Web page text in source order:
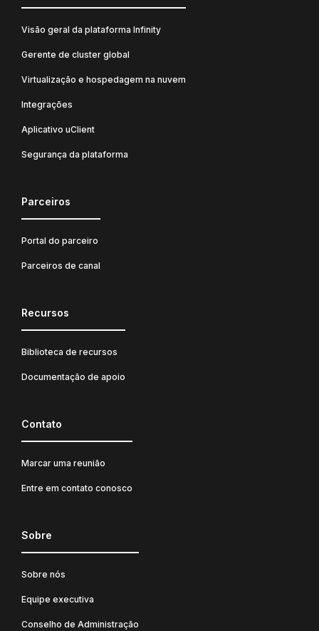
Visão geral da plataforma Infinity
Gerente de cluster global
Virtualização e hospedagem na nuvem
Integrações
Aplicativo uClient
Segurança da plataforma
Parceiros
Portal do parceiro
Parceiros de canal
Recursos
Biblioteca de recursos
Documentação de apoio
Contato
Marcar uma reunião
Entre em contato conosco
Sobre
Sobre nós
Equipe executiva
Conselho de Administração